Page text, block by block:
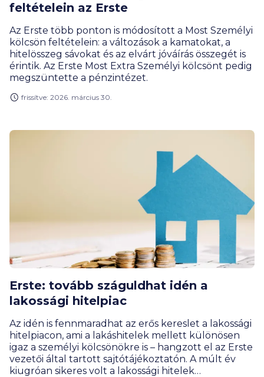
feltételein az Erste
Az Erste több ponton is módosított a Most Személyi
kölcsön feltételein: a változások a kamatokat, a
hitelösszeg sávokat és az elvárt jóváírás összegét is
érintik. Az Erste Most Extra Személyi kölcsönt pedig
megszüntette a pénzintézet.
frissítve: 2026. március 30.
Erste: tovább száguldhat idén a
lakossági hitelpiac
Az idén is fennmaradhat az erős kereslet a lakossági
hitelpiacon, ami a lakáshitelek mellett különösen
igaz a személyi kölcsönökre is – hangzott el az Erste
vezetői által tartott sajtótájékoztatón. A múlt év
kiugróan sikeres volt a lakossági hitelek